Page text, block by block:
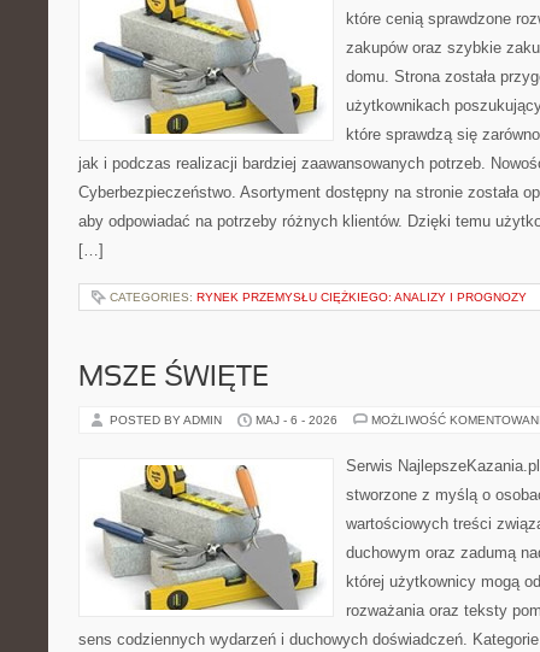
które cenią sprawdzone
zakupów oraz szybkie
domu. Strona została
użytkownikach
które sprawdzą się
jak i podczas realizacji bardziej zaawansowanych potrzeb.
Cyberbezpieczeństwo. Asortyment dostępny na stronie została
aby odpowiadać na potrzeby różnych klientów. Dzięki temu
[…]
CATEGORIES: RYNEK PRZEMYSŁU CIĘŻKIEGO: ANALIZY I PROGNOZY
MSZE ŚWIĘTE
POSTED BY ADMIN MAJ - 6 - 2026 MOŻLIWOŚĆ
Serwis
stworzone z myślą o
wartościowych treści
duchowym oraz zadumą
której użytkownicy mogą
rozważania oraz teksty
sens codziennych wydarzeń i duchowych doświadczeń.